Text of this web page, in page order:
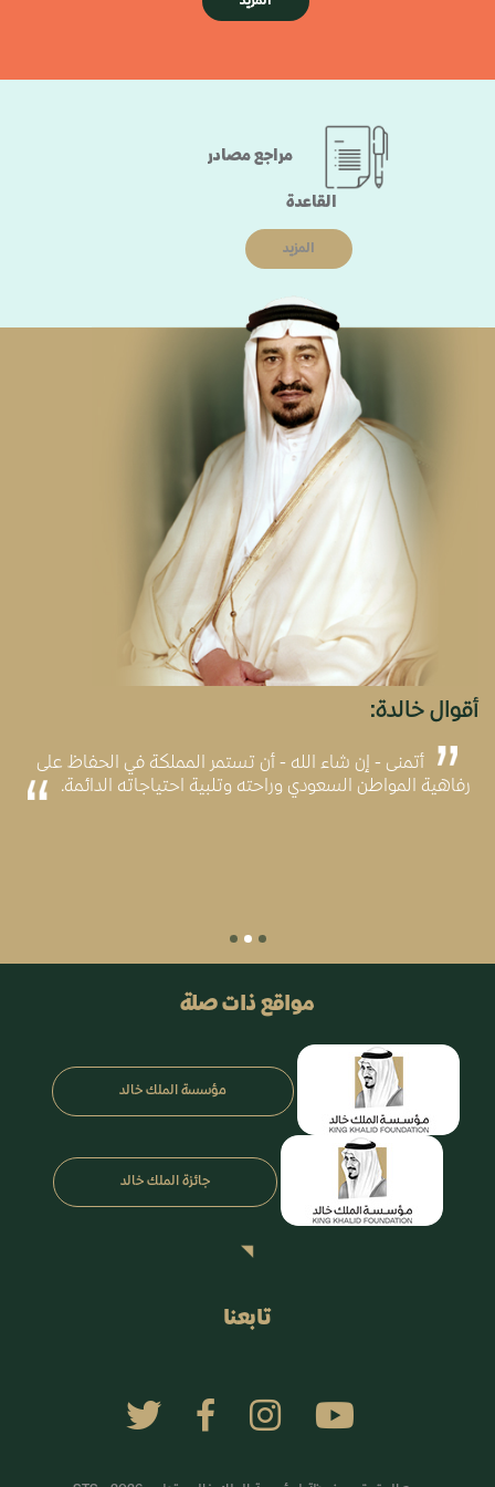
مراجع مصادر
القاعدة
المزيد
أقوال خالدة:
أتمنى - إن شاء الله - أن تستمر المملكة في الحفاظ على
رفاهية المواطن السعودي وراحته وتلبية احتياجاته الدائمة.
مواقع ذات صلة
مؤسسة الملك خالد
جائزة الملك خالد
تابعنا